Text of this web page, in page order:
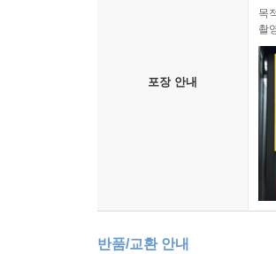
포장 안내
목
촬
반품/교환 안내